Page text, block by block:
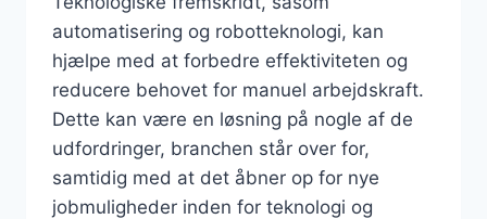
automatisering og robotteknologi, kan
hjælpe med at forbedre effektiviteten og
reducere behovet for manuel arbejdskraft.
Dette kan være en løsning på nogle af de
udfordringer, branchen står over for,
samtidig med at det åbner op for nye
jobmuligheder inden for teknologi og